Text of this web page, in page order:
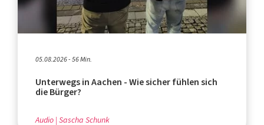
05.08.2026 - 56 Min.
Unterwegs in Aachen - Wie sicher fühlen sich
die Bürger?
Audio Sascha Schunk